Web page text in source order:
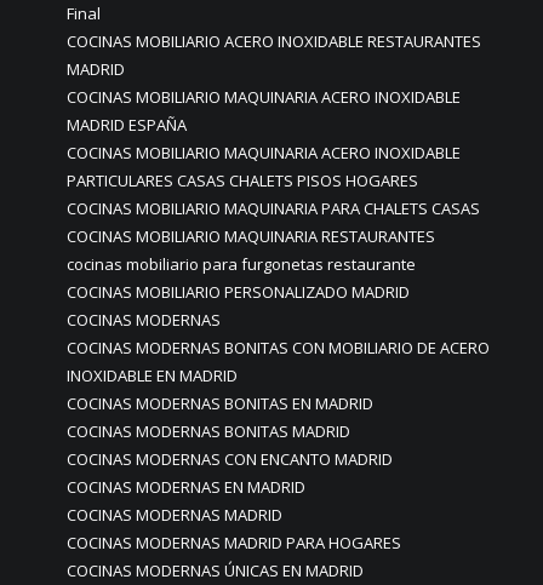
Final
COCINAS MOBILIARIO ACERO INOXIDABLE RESTAURANTES
MADRID
COCINAS MOBILIARIO MAQUINARIA ACERO INOXIDABLE
MADRID ESPAÑA
COCINAS MOBILIARIO MAQUINARIA ACERO INOXIDABLE
PARTICULARES CASAS CHALETS PISOS HOGARES
COCINAS MOBILIARIO MAQUINARIA PARA CHALETS CASAS
COCINAS MOBILIARIO MAQUINARIA RESTAURANTES
cocinas mobiliario para furgonetas restaurante
COCINAS MOBILIARIO PERSONALIZADO MADRID
COCINAS MODERNAS
COCINAS MODERNAS BONITAS CON MOBILIARIO DE ACERO
INOXIDABLE EN MADRID
COCINAS MODERNAS BONITAS EN MADRID
COCINAS MODERNAS BONITAS MADRID
COCINAS MODERNAS CON ENCANTO MADRID
COCINAS MODERNAS EN MADRID
COCINAS MODERNAS MADRID
COCINAS MODERNAS MADRID PARA HOGARES
COCINAS MODERNAS ÚNICAS EN MADRID